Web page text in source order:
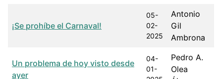
¡Se prohíbe el Carnaval!
05-
02-
2025
Antonio
Gil
Ambrona
Un problema de hoy visto desde
ayer
04-
01-
Pedro A.
Olea